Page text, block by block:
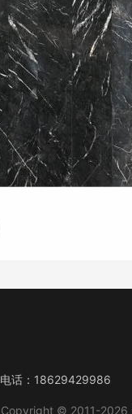
电话：18629429986
Copyright © 2011-2026